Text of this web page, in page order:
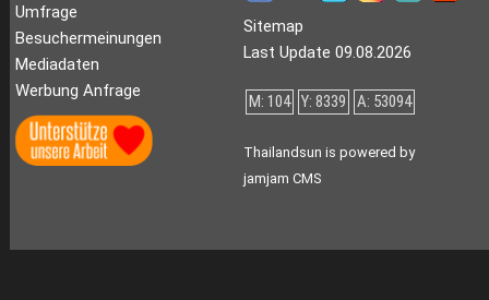
Umfrage
Besuchermeinungen
Mediadaten
Werbung Anfrage
Sitemap
Last Update 09.08.2026
M: 104 Y: 8339 A: 53094
Thailandsun is powered by
jamjam CMS